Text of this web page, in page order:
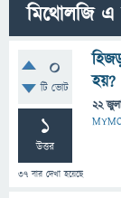
মিথোলজি এ
0
টি ভোট
1
উত্তর
37 বার দেখা হয়েছে
হয়?
22